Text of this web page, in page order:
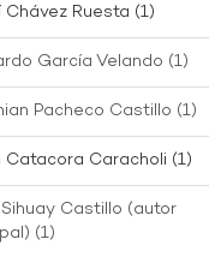
Chávez Ruesta (1)
García Velando (1)
Pacheco Castillo (1)
Catacora Caracholi (1)
Castillo (autor
(1)